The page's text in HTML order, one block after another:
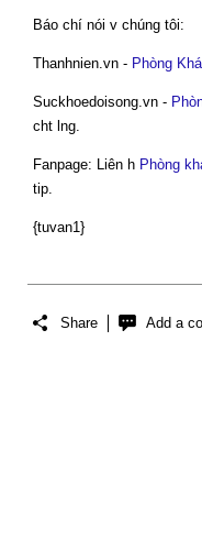
Báo chí nói v chúng tôi:
Thanhnien.vn - Phòng
Suckhoedoisong.vn -
cht lng.
Fanpage: Liên h Phòng
tip.
{tuvan1}
Share Add a